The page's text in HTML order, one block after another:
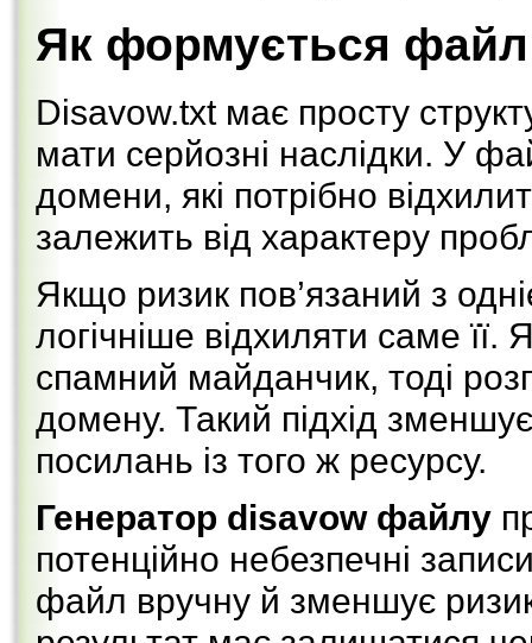
Як формується
Disavow.txt має просту
мати серйозні наслідки. У
домени, які потрібно
залежить від характеру
Якщо ризик пов’язаний з
логічніше відхиляти саме
спамний майданчик, тоді
домену. Такий підхід
посилань із того ж ресурсу.
Генератор disavow файлу
потенційно небезпечні
файл вручну й зменшує